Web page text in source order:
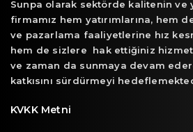
Sunpa olarak sektörde kalitenin ve
firmamız hem yatırımlarına, hem
ve pazarlama faaliyetlerine hız
hem de sizlere hak ettiğiniz
ve zaman da sunmaya devam
katkısını sürdürmeyi
KVKK Metni